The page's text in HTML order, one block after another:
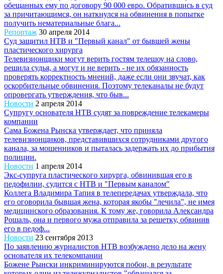
обещанных ему по договору 90 000 евро. Обратившись в суд
за причитающимся, он наткнулся на обвинения в попытке
получить нематериальные блага...
Репортаж 30 апреля 2014
Суд защитил НТВ и "Первый канал" от бывшей жены
пластического хирурга
Телевизионщики могут верить гостям телешоу на слово,
решила судья, а могут и не верить - не их обязанность
проверять корректность мнений, даже если они звучат, как
оскорбительные обвинения. Поэтому телеканалы не будут
опровергать утверждения, что быв...
Новости 2 апреля 2014
Супругу основателя НТВ судят за повреждение телекамеры
компании
Сама Божена Рынска утверждает, что приняла
телевизионщиков, представившихся сотрудниками другого
канала, за мошенников и пыталась задержать их до прибытия
полиции.
Новости 1 апреля 2014
Экс-супруга пластического хирурга, обвинившая его в
педофилии, судится с НТВ и "Первым каналом"
Коллега Владимира Тапия в телепередачах утверждала, что
его оговорила бывшая жена, которая якобы "лечила", не имея
медицинского образования. К тому же, говорила Александра
Рошаль, она и первого мужа отправила за решетку, обвинив
его в педоф...
Новости 23 сентября 2013
По заявлению журналистов НТВ возбуждено дело на жену
основателя их телекомпании
Божене Рынски инкриминируются побои, в результате